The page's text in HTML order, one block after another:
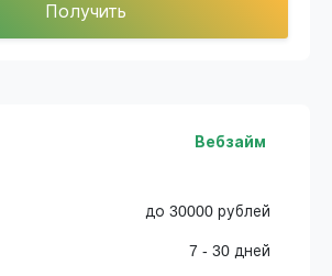
Получить
Вебзайм
до 30000 рублей
7 - 30 дней